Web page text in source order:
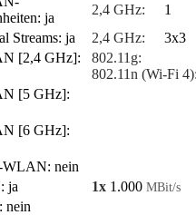
2,4 GHz:
1
2,4 GHz:
3x3
802.11g:
802.11n (Wi-Fi
1x 1.000 MBit/s